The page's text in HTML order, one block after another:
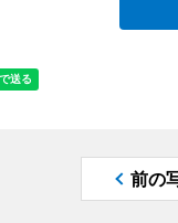
前の